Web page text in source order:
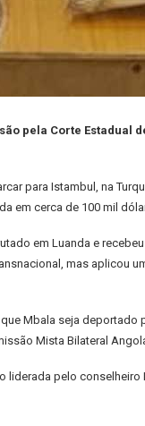
pela Corte Estadual
para Istambul, na
em cerca de 100 mil
em Luanda e
mas aplicou
Mbala seja
Mista Bilateral
liderada pelo